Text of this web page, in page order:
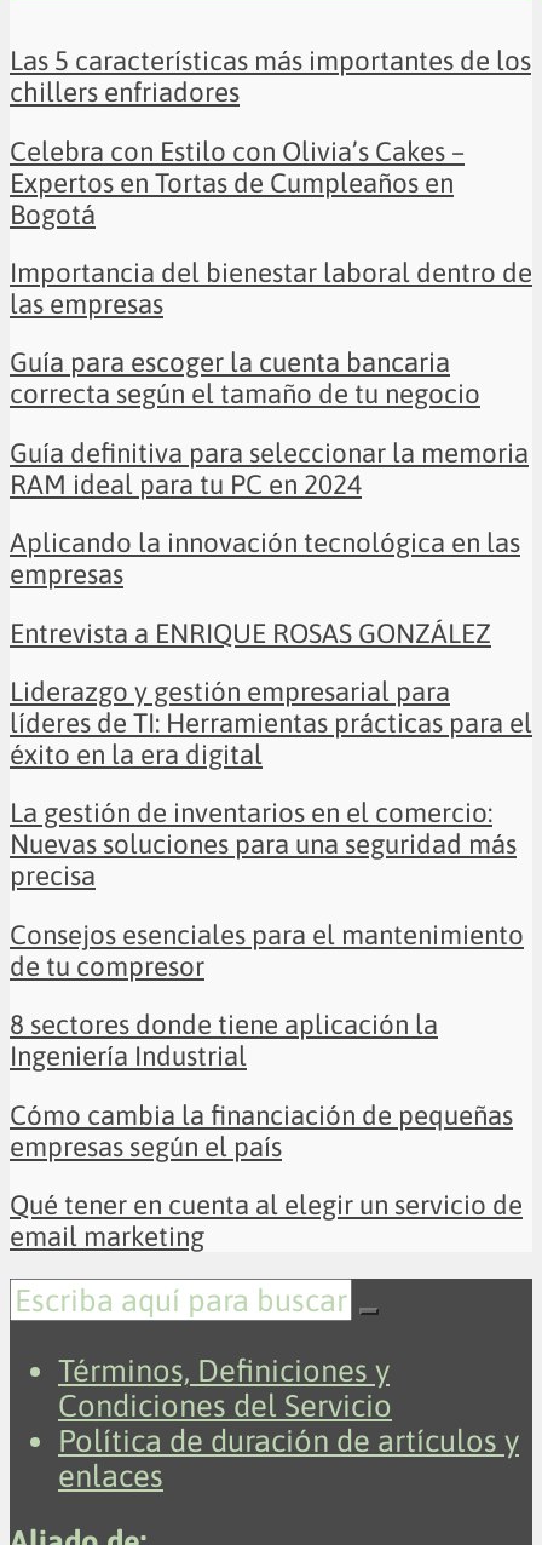
Las 5 características más importantes de los
chillers enfriadores
Celebra con Estilo con Olivia’s Cakes –
Expertos en Tortas de Cumpleaños en
Bogotá
Importancia del bienestar laboral dentro de
las empresas
Guía para escoger la cuenta bancaria
correcta según el tamaño de tu negocio
Guía definitiva para seleccionar la memoria
RAM ideal para tu PC en 2024
Aplicando la innovación tecnológica en las
empresas
Entrevista a ENRIQUE ROSAS GONZÁLEZ
Liderazgo y gestión empresarial para
líderes de TI: Herramientas prácticas para el
éxito en la era digital
La gestión de inventarios en el comercio:
Nuevas soluciones para una seguridad más
precisa
Consejos esenciales para el mantenimiento
de tu compresor
8 sectores donde tiene aplicación la
Ingeniería Industrial
Cómo cambia la financiación de pequeñas
empresas según el país
Qué tener en cuenta al elegir un servicio de
email marketing
Términos, Definiciones y
Condiciones del Servicio
Política de duración de artículos y
enlaces